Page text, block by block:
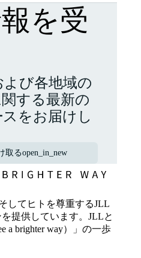
を受
び各地域の
する最新の
をお届けし
取るopen_in_new
してヒトを尊重するJLL
提供しています。JLLと
a brighter way）」の一歩